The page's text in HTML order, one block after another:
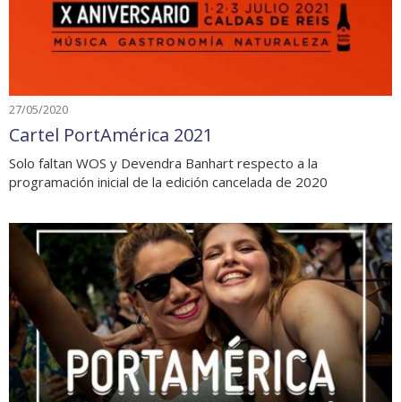
27/05/2020
Cartel PortAmérica 2021
Solo faltan WOS y Devendra Banhart respecto a la
programación inicial de la edición cancelada de 2020